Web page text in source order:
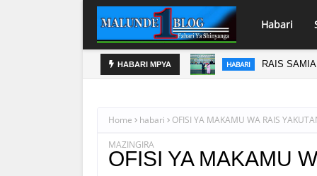
Habari
HABARI MPYA HABARI
Home habari OFISI YA MAKAMU WA RAIS
MAZINGIRA
OFISI YA MAKAMU